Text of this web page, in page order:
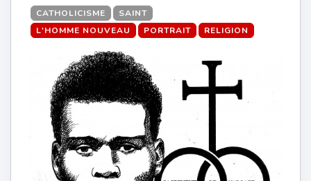
CATHOLICISME
SAINT
L'HOMME NOUVEAU
PORTRAIT RELIGION